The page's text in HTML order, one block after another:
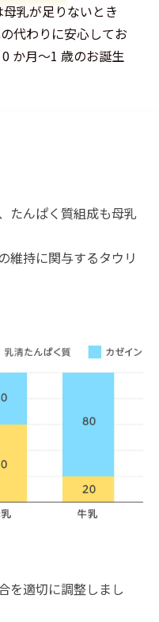
母乳が足りないとき
代わりに安心してお
か月～1 歳のお誕生
たんぱく質組成も母乳
維持に関与するタウリ
を適切に調整しまし